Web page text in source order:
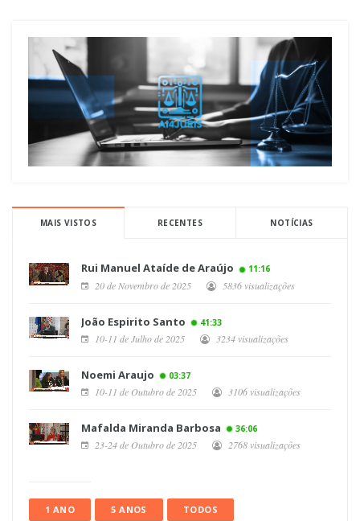
MAIS VISTOS RECENTES NOTÍCIAS
Rui Manuel Ataíde de Araújo 11:16
20 de Novembro de 2025 5836 visualizações
João Espirito Santo 41:33
10-11 de Julho de 2025 3234 visualizações
Noemi Araujo 03:37
10-11 de Outubro de 2025 3106 visualizações
Mafalda Miranda Barbosa 36:06
23-24 de Outubro de 2025 2768 visualizações
1 ANO 5 ANOS TODOS